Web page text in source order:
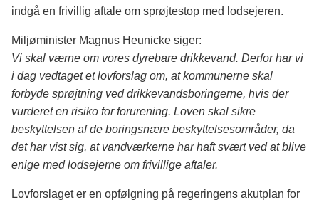
indgå en frivillig aftale om sprøjtestop med lodsejeren.
Miljøminister Magnus Heunicke siger:
Vi skal værne om vores dyrebare drikkevand. Derfor har vi
i dag vedtaget et lovforslag om, at kommunerne skal
forbyde sprøjtning ved drikkevandsboringerne, hvis der
vurderet en risiko for forurening. Loven skal sikre
beskyttelsen af de boringsnære beskyttelsesområder, da
det har vist sig, at vandværkerne har haft svært ved at blive
enige med lodsejerne om frivillige aftaler.
Lovforslaget er en opfølgning på regeringens akutplan for